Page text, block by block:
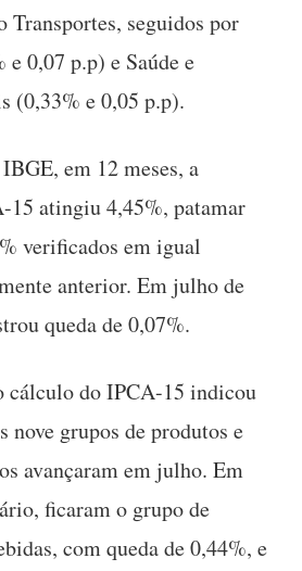
Transportes, seguidos por
0,07 p.p) e Saúde e
(0,33% e 0,05 p.p).
em 12 meses, a
15 atingiu 4,45%, patamar
verificados em igual
anterior. Em julho de
queda de 0,07%.
cálculo do IPCA-15 indicou
nove grupos de produtos e
avançaram em julho. Em
ficaram o grupo de
com queda de 0,44%, e